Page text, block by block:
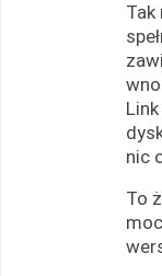
Tak
nic
To